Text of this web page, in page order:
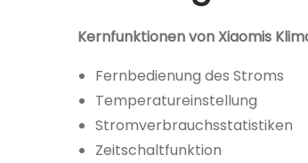
Kernfunktionen von Xiaomis
Fernbedienung des Stroms
Temperatureinstellung
Stromverbrauchsstatistiken
Zeitschaltfunktion